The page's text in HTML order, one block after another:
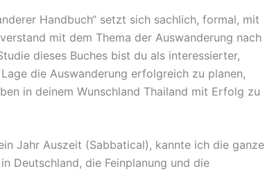
Handbuch“ setzt sich sachlich, formal, mit
mit dem Thema der Auswanderung nach
dieses Buches bist du als interessierter,
die Auswanderung erfolgreich zu planen,
in deinem Wunschland Thailand mit Erfolg zu
Jahr Auszeit (Sabbatical), kannte ich die ganze
Deutschland, die Feinplanung und die